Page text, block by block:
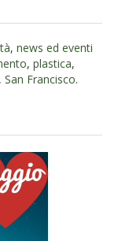
, news ed eventi
, plastica,
, San Francisco.